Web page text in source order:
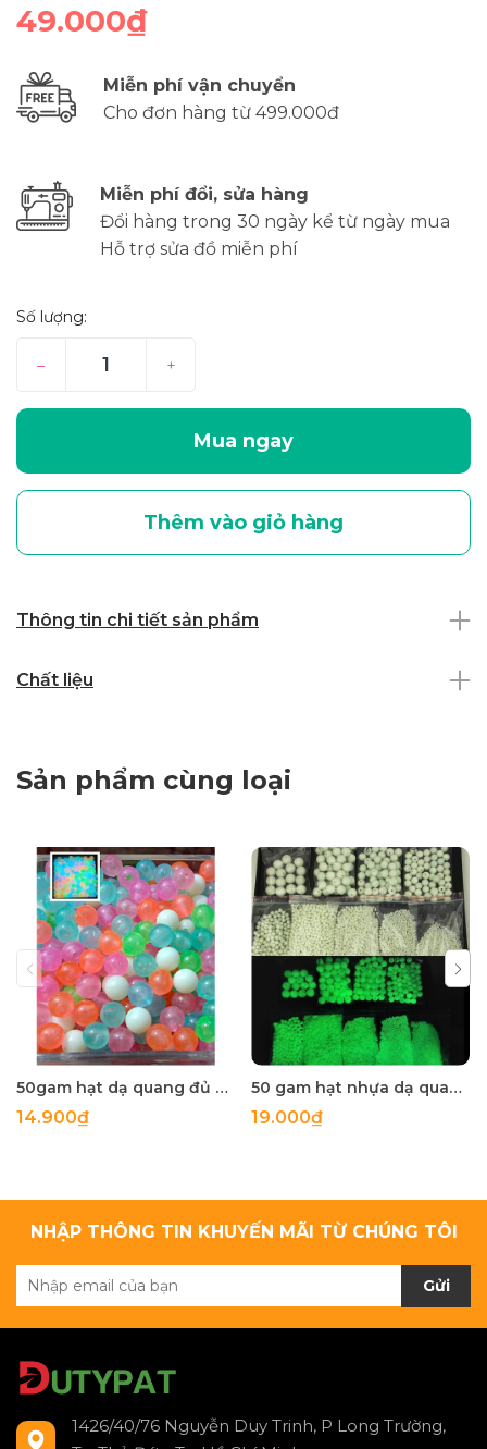
49.000₫
Miễn phí vận chuyển
Cho đơn hàng từ 499.000đ
Miễn phí đổi, sửa hàng
Đổi hàng trong 30 ngày kể từ ngày mua
Hỗ trợ sửa đồ miễn phí
Số lượng:
– +
Mua ngay
Thêm vào giỏ hàng
Thông tin chi tiết sản phẩm
Chất liệu
Sản phẩm cùng loại
50gam hạt dạ quang đủ màu 6mm, 8mm, 10mm, 12mm, hạt nhựa tròn
14.900₫
50 gam hạt nhựa dạ quang tròn đủ size 4mm, 5mm, 6mm, 8mm, 10mm, 12mm, 14mm, 16mm ,18mm , 10mm, 22mm, 25mm
19.000₫
NHẬP THÔNG TIN KHUYẾN MÃI TỪ CHÚNG TÔI
Gửi
1426/40/76 Nguyễn Duy Trinh, P Long Trường,